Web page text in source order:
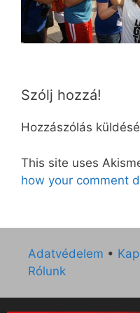
Szólj hozzá!
Hozzászólás
This site uses
how your comment
Adatvédelem •
Rólunk